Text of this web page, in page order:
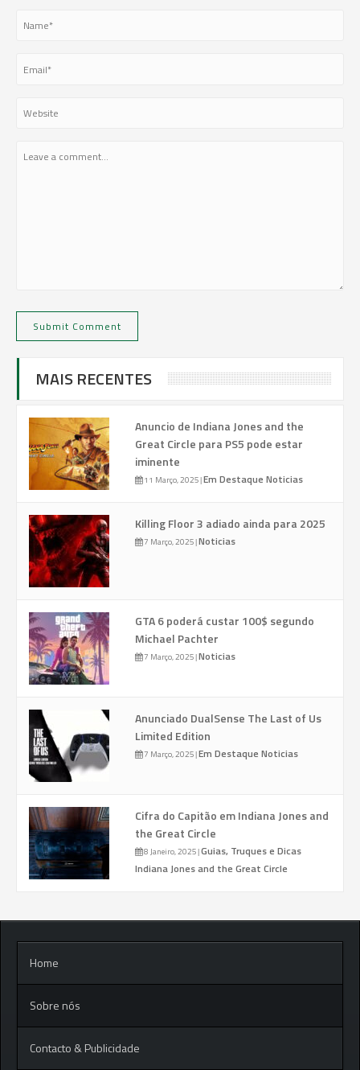
MAIS RECENTES
Anuncio de Indiana Jones and the
Great Circle para PS5 pode estar
iminente
11 Março, 2025|Em Destaque Noticias
Killing Floor 3 adiado ainda para 2025
7 Março, 2025|Noticias
GTA 6 poderá custar 100$ segundo
Michael Pachter
7 Março, 2025|Noticias
Anunciado DualSense The Last of Us
Limited Edition
7 Março, 2025|Em Destaque Noticias
Cifra do Capitão em Indiana Jones and
the Great Circle
8 Janeiro, 2025|Guias, Truques e Dicas
Indiana Jones and the Great Circle
Home
Sobre nós
Contacto & Publicidade